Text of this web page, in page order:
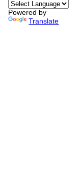
Powered by
Translate